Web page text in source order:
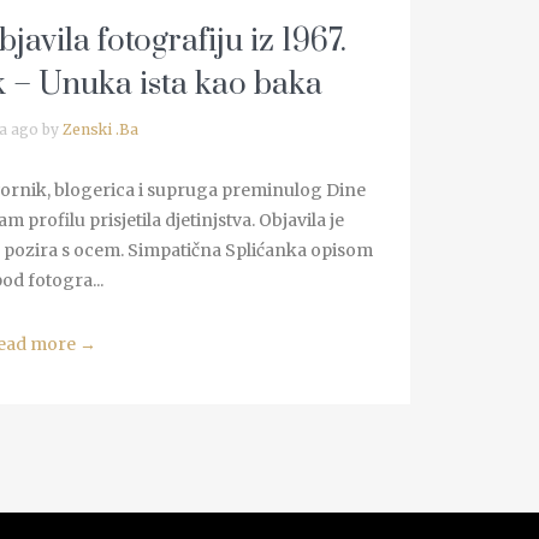
fotografiju iz 1967.
Unuka ista kao baka
ago byZenski .Ba
blogerica i supruga preminulog Dine
profilu prisjetila djetinjstva. Objavila je
s ocem. Simpatična Splićanka opisom
fotogra...
more →